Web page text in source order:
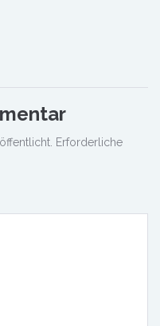
Erforderliche